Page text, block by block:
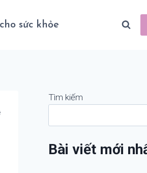
sức khỏe
Tìm kiếm
Bài viết mới